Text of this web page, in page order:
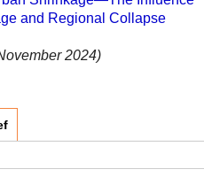
and Regional Collapse
2024)